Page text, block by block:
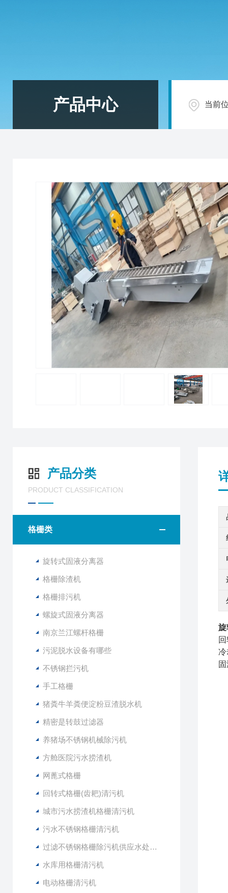
产品中心 当前
产品分类
PRODUCT CLASSIFICATION
格栅类
旋转式固液分离器
格栅除渣机
格栅排污机
螺旋式固液分离器
南京兰江螺杆格栅
污泥脱水设备有哪些
不锈钢拦污机
手工格栅
猪粪牛羊粪便淀粉豆渣脱水机
精密是转鼓过滤器
养猪场不锈钢机械除污机
方舱医院污水捞渣机
网蓖式格栅
回转式格栅(齿耙)清污机
城市污水捞渣机格栅清污机
污水不锈钢格栅清污机
过滤不锈钢格栅除污机供应水处理设备
水库用格栅清污机
电动格栅清污机
旋
冷